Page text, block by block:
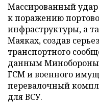
Массированный удар
к поражению
инфраструктуры, а
Маяках, создав
транспортного
данным Минобороны
ГСМ и военного
перевалочный
для ВСУ.